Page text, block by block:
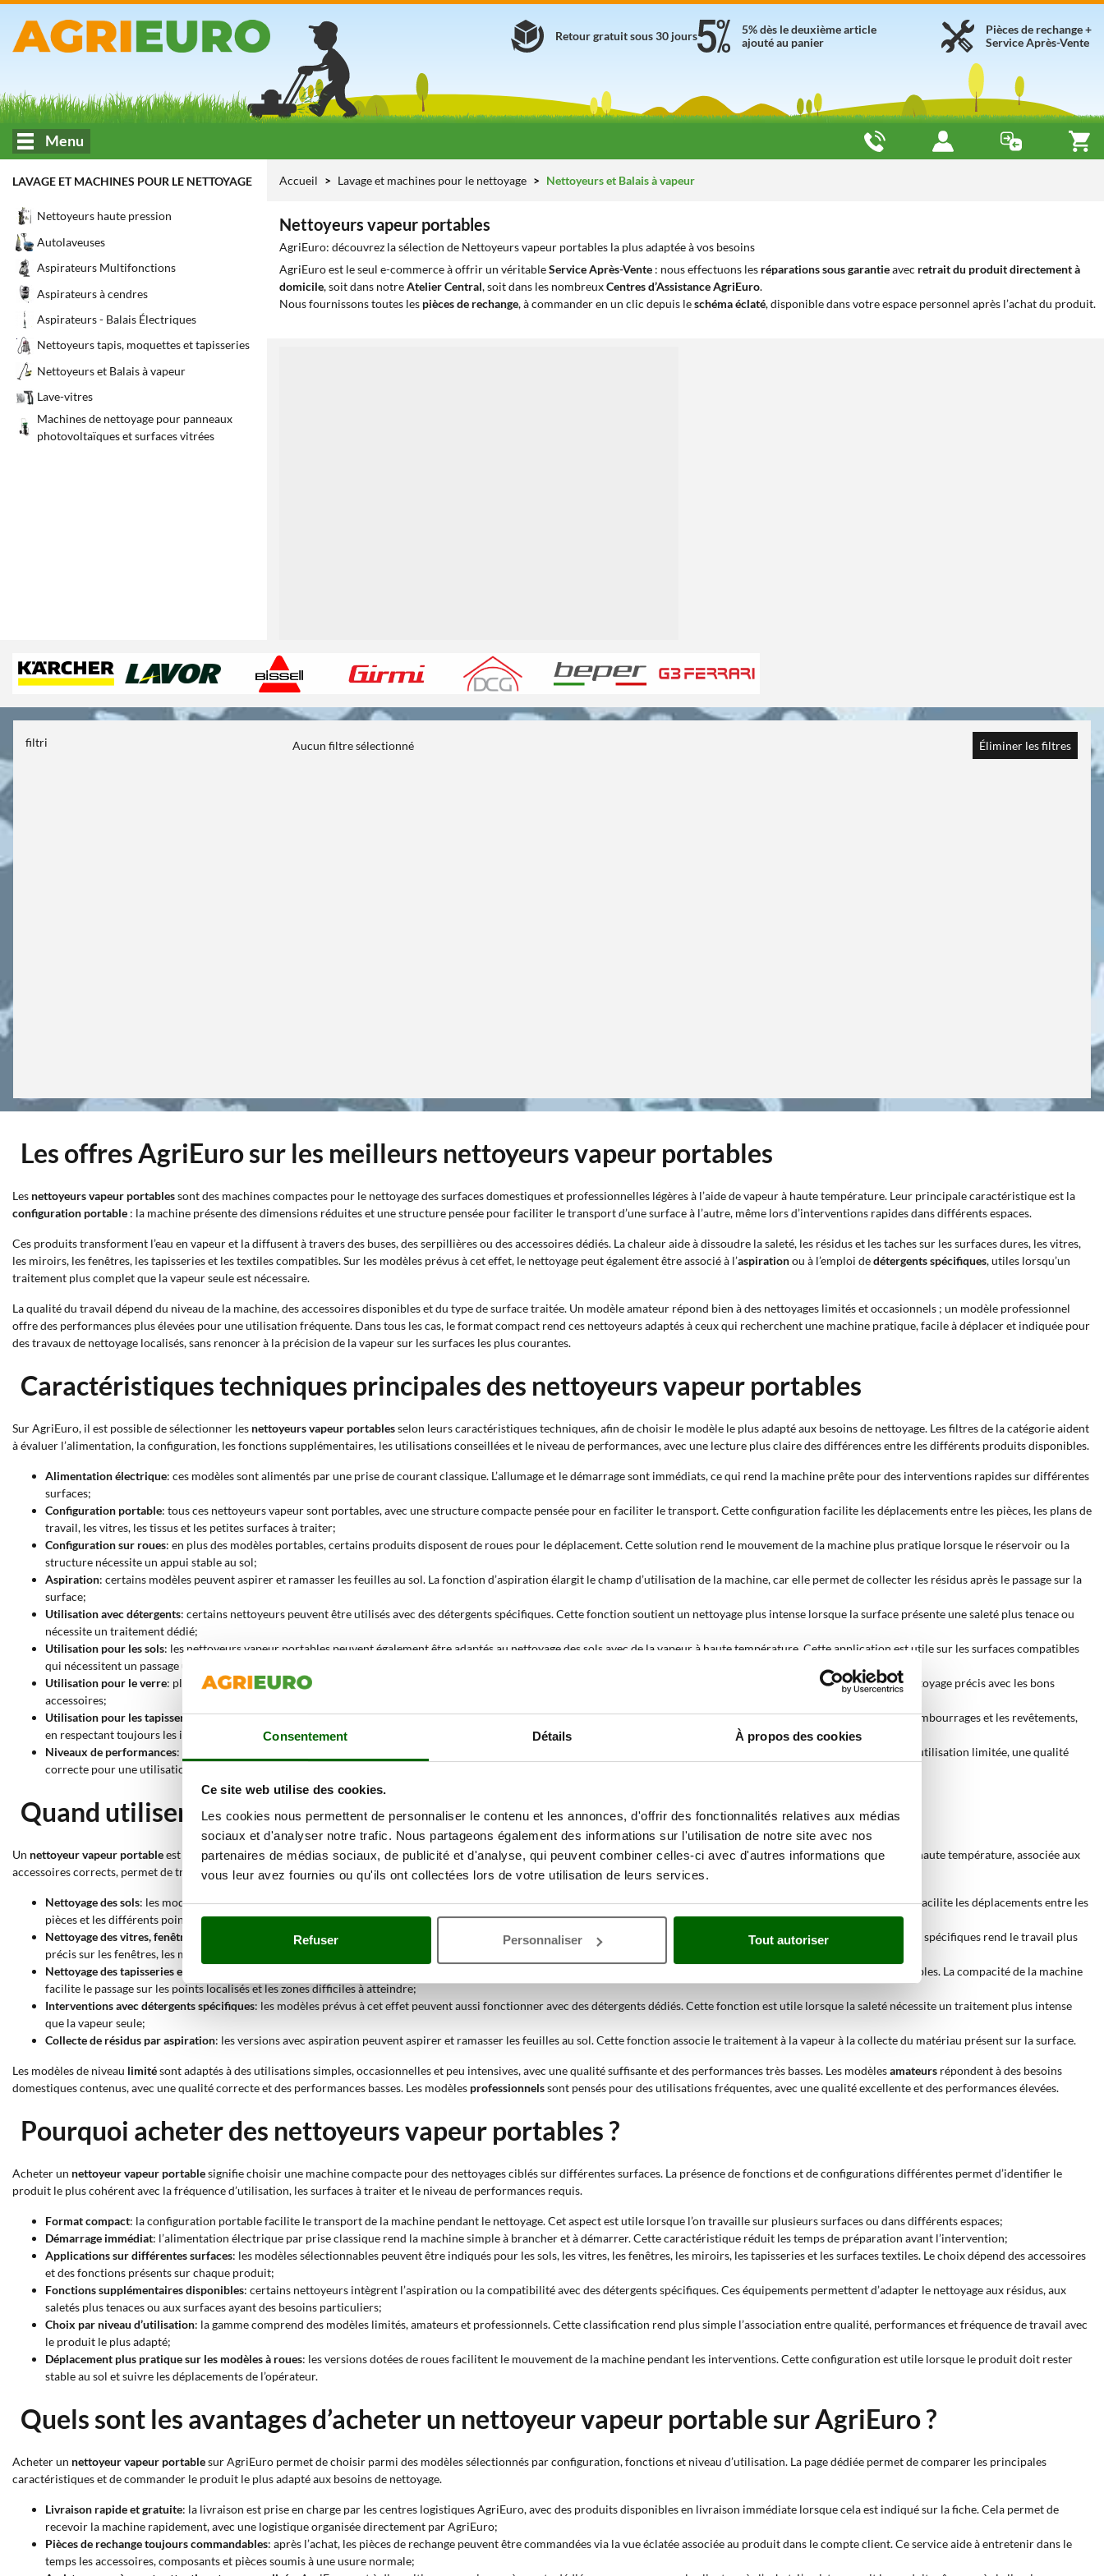
Consentement Détails À propos des cookies
Ce site web utilise des cookies.
Les cookies nous permettent de personnaliser le contenu et les annonces, d'offrir des fonctionnalités relatives aux médias
sociaux et d'analyser notre trafic. Nous partageons également des informations sur l'utilisation de notre site avec nos
partenaires de médias sociaux, de publicité et d'analyse, qui peuvent combiner celles-ci avec d'autres informations que
vous leur avez fournies ou qu'ils ont collectées lors de votre utilisation de leurs services.
Refuser Personnaliser Tout autoriser
Pièces de rechange +
Service Après-Vente
5% dès le deuxième article
ajouté au panier
Retour gratuit sous 30 jours
Menu
LAVAGE ET MACHINES POUR LE NETTOYAGE
Nettoyeurs haute pression
Autolaveuses
Aspirateurs Multifonctions
Aspirateurs à cendres
Aspirateurs - Balais Électriques
Nettoyeurs tapis, moquettes et tapisseries
Nettoyeurs et Balais à vapeur
Lave-vitres
Machines de nettoyage pour panneaux
photovoltaïques et surfaces vitrées
Accueil Lavage et machines pour le nettoyage Nettoyeurs et Balais à vapeur
Nettoyeurs vapeur portables
AgriEuro: découvrez la sélection de Nettoyeurs vapeur portables la plus adaptée à vos besoins
AgriEuro est le seul e-commerce à offrir un véritableService Après-Vente : nous effectuons les réparations sous garantieavec retrait du produit directement à
domicile, soit dans notreAtelier Central, soit dans les nombreuxCentres d’Assistance AgriEuro.
Nous fournissons toutes les pièces de rechange, à commander en un clic depuis leschéma éclaté, disponible dans votre espace personnel après l’achat du produit.
filtri Aucun filtre sélectionné Éliminer les filtres
Les offres AgriEuro sur les meilleurs nettoyeurs vapeur portables
Les nettoyeurs vapeur portablessont des machines compactes pour le nettoyage des surfaces domestiques et professionnelles légères à l’aide de vapeur à haute température. Leur principale caractéristique est la
configuration portable : la machine présente des dimensions réduites et une structure pensée pour faciliter le transport d’une surface à l’autre, même lors d’interventions rapides dans différents espaces.
Ces produits transforment l’eau en vapeur et la diffusent à travers des buses, des serpillières ou des accessoires dédiés. La chaleur aide à dissoudre la saleté, les résidus et les taches sur les surfaces dures, les vitres,
les miroirs, les fenêtres, les tapisseries et les textiles compatibles. Sur les modèles prévus à cet effet, le nettoyage peut également être associé à l’aspirationou à l’emploi dedétergents spécifiques, utiles lorsqu’un
traitement plus complet que la vapeur seule est nécessaire.
La qualité du travail dépend du niveau de la machine, des accessoires disponibles et du type de surface traitée. Un modèle amateur répond bien à des nettoyages limités et occasionnels ; un modèle professionnel
offre des performances plus élevées pour une utilisation fréquente. Dans tous les cas, le format compact rend ces nettoyeurs adaptés à ceux qui recherchent une machine pratique, facile à déplacer et indiquée pour
des travaux de nettoyage localisés, sans renoncer à la précision de la vapeur sur les surfaces les plus courantes.
Caractéristiques techniques principales des nettoyeurs vapeur portables
Sur AgriEuro, il est possible de sélectionner les nettoyeurs vapeur portablesselon leurs caractéristiques techniques, afin de choisir le modèle le plus adapté aux besoins de nettoyage. Les filtres de la catégorie aident
à évaluer l’alimentation, la configuration, les fonctions supplémentaires, les utilisations conseillées et le niveau de performances, avec une lecture plus claire des différences entre les différents produits disponibles.
Alimentation électrique: ces modèles sont alimentés par une prise de courant classique. L’allumage et le démarrage sont immédiats, ce qui rend la machine prête pour des interventions rapides sur différentes
surfaces;
Configuration portable: tous ces nettoyeurs vapeur sont portables, avec une structure compacte pensée pour en faciliter le transport. Cette configuration facilite les déplacements entre les pièces, les plans de
travail, les vitres, les tissus et les petites surfaces à traiter;
Configuration sur roues: en plus des modèles portables, certains produits disposent de roues pour le déplacement. Cette solution rend le mouvement de la machine plus pratique lorsque le réservoir ou la
structure nécessite un appui stable au sol;
Aspiration: certains modèles peuvent aspirer et ramasser les feuilles au sol. La fonction d’aspiration élargit le champ d’utilisation de la machine, car elle permet de collecter les résidus après le passage sur la
surface;
Utilisation avec détergents: certains nettoyeurs peuvent être utilisés avec des détergents spécifiques. Cette fonction soutient un nettoyage plus intense lorsque la surface présente une saleté plus tenace ou
nécessite un traitement dédié;
Utilisation pour les sols: les nettoyeurs vapeur portables peuvent également être adaptés au nettoyage des sols avec de la vapeur à haute température. Cette application est utile sur les surfaces compatibles
qui nécessitent un passage uniforme et précis;
Utilisation pour le verre: plusieurs modèles sont indiqués pour les vitres, les fenêtres et les miroirs. La vapeur aide à dissoudre la saleté sur la surface vitrée, favorisant un nettoyage précis avec les bons
accessoires;
Utilisation pour les tapisseries: certains produits sont adaptés au nettoyage des tapisseries et des surfaces textiles compatibles. Dans ce cas, la vapeur agit sur les tissus, les rembourrages et les revêtements,
en respectant toujours les indications du fabricant;
Niveaux de performances: la gamme comprend des modèles de niveau limité, amateur et professionnel. Cette distinction aide à choisir entre une qualité suffisante pour une utilisation limitée, une qualité
correcte pour une utilisation contenue et une qualité excellente pour des utilisations fréquentes.
Quand utiliser un nettoyeur vapeur portable ?
Un nettoyeur vapeur portableest indiqué lorsqu’une machine compacte, facile à déplacer et adaptée à des interventions ciblées sur différentes surfaces est nécessaire. La vapeur à haute température, associée aux
accessoires corrects, permet de traiter les sols, les vitres et les tapisseries de manière pratique et ordonnée.
Nettoyage des sols: les modèles compatibles avec cette application permettent de traiter les surfaces dures avec de la vapeur à haute température. La configuration portable facilite les déplacements entre les
pièces et les différents points de la maison ou du lieu de travail;
Nettoyage des vitres, fenêtres et miroirs
: les produits indiqués pour le verre aident à dissoudre la saleté et les résidus sur les surfaces transparentes. L’utilisation d’accessoires spécifiques rend le travail plus
précis sur les fenêtres, les miroirs et les petites surfaces vitrées;
Nettoyage des tapisseries et surfaces textiles
: les modèles adaptés aux tissus et revêtements permettent de traiter les canapés, les sièges et les surfaces rembourrées compatibles. La compacité de la machine
facilite le passage sur les points localisés et les zones difficiles à atteindre;
Interventions avec détergents spécifiques: les modèles prévus à cet effet peuvent aussi fonctionner avec des détergents dédiés. Cette fonction est utile lorsque la saleté nécessite un traitement plus intense
que la vapeur seule;
Collecte de résidus par aspiration: les versions avec aspiration peuvent aspirer et ramasser les feuilles au sol. Cette fonction associe le traitement à la vapeur à la collecte du matériau présent sur la surface.
Les modèles de niveau limitésont adaptés à des utilisations simples, occasionnelles et peu intensives, avec une qualité suffisante et des performances très basses. Les modèlesamateurs répondent à des besoins
domestiques contenus, avec une qualité correcte et des performances basses. Les modèles professionnelssont pensés pour des utilisations fréquentes, avec une qualité excellente et des performances élevées.
Pourquoi acheter des nettoyeurs vapeur portables ?
Acheter un nettoyeur vapeur portablesignifie choisir une machine compacte pour des nettoyages ciblés sur différentes surfaces. La présence de fonctions et de configurations différentes permet d’identifier le
produit le plus cohérent avec la fréquence d’utilisation, les surfaces à traiter et le niveau de performances requis.
Format compact: la configuration portable facilite le transport de la machine pendant le nettoyage. Cet aspect est utile lorsque l’on travaille sur plusieurs surfaces ou dans différents espaces;
Démarrage immédiat: l’alimentation électrique par prise classique rend la machine simple à brancher et à démarrer. Cette caractéristique réduit les temps de préparation avant l’intervention;
Applications sur différentes surfaces: les modèles sélectionnables peuvent être indiqués pour les sols, les vitres, les fenêtres, les miroirs, les tapisseries et les surfaces textiles. Le choix dépend des accessoires
et des fonctions présents sur chaque produit;
Fonctions supplémentaires disponibles: certains nettoyeurs intègrent l’aspiration ou la compatibilité avec des détergents spécifiques. Ces équipements permettent d’adapter le nettoyage aux résidus, aux
saletés plus tenaces ou aux surfaces ayant des besoins particuliers;
Choix par niveau d’utilisation: la gamme comprend des modèles limités, amateurs et professionnels. Cette classification rend plus simple l’association entre qualité, performances et fréquence de travail avec
le produit le plus adapté;
Déplacement plus pratique sur les modèles à roues: les versions dotées de roues facilitent le mouvement de la machine pendant les interventions. Cette configuration est utile lorsque le produit doit rester
stable au sol et suivre les déplacements de l’opérateur.
Quels sont les avantages d’acheter un nettoyeur vapeur portable sur AgriEuro ?
Acheter un nettoyeur vapeur portablesur AgriEuro permet de choisir parmi des modèles sélectionnés par configuration, fonctions et niveau d’utilisation. La page dédiée permet de comparer les principales
caractéristiques et de commander le produit le plus adapté aux besoins de nettoyage.
Livraison rapide et gratuite: la livraison est prise en charge par les centres logistiques AgriEuro, avec des produits disponibles en livraison immédiate lorsque cela est indiqué sur la fiche. Cela permet de
recevoir la machine rapidement, avec une logistique organisée directement par AgriEuro;
Pièces de rechange toujours commandables: après l’achat, les pièces de rechange peuvent être commandées via la vue éclatée associée au produit dans le compte client. Ce service aide à entretenir dans le
temps les accessoires, composants et pièces soumis à une usure normale;